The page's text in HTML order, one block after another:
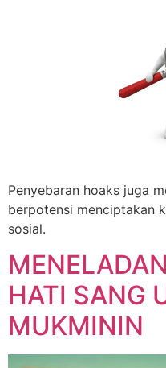
Penyebaran hoaks juga
berpotensi menciptakan
sosial.
HATI SANG
MUKMININ